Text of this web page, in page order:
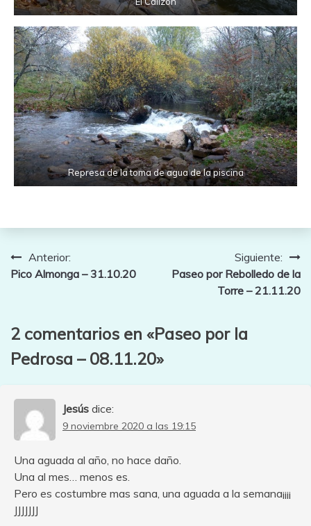
Represa de la toma de agua de la piscina
Navegación
Anterior:
Pico Almonga – 31.10.20
Siguiente:
Paseo por Rebolledo de la
Torre – 21.11.20
2 comentarios en «Paseo por la
Pedrosa – 08.11.20»
Jesús dice:
9 noviembre 2020 a las 19:15
Una aguada al año, no hace daño.
Una al mes… menos es.
Pero es costumbre mas sana, una aguada a la semana¡¡¡¡
JJJJJJJ